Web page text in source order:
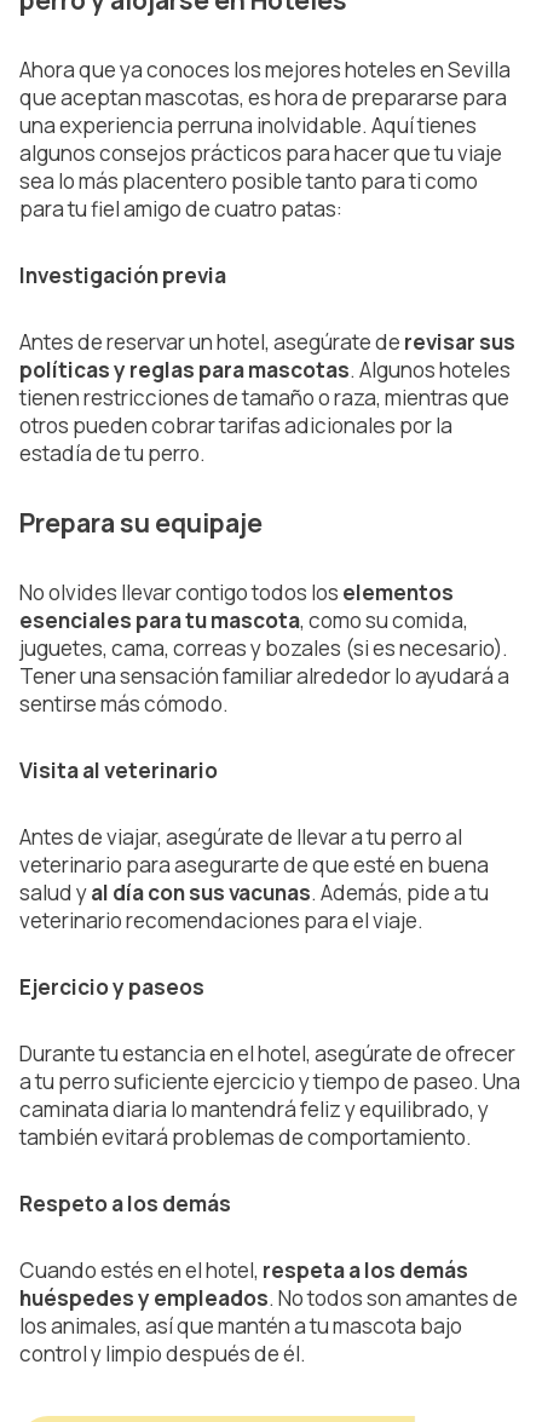
Ahora que ya conoces los mejores hoteles en Sevilla
que aceptan mascotas, es hora de prepararse para
una experiencia perruna inolvidable. Aquí tienes
algunos consejos prácticos para hacer que tu viaje
sea lo más placentero posible tanto para ti como
para tu fiel amigo de cuatro patas:
Investigación previa
Antes de reservar un hotel, asegúrate de revisar sus
políticas y reglas para mascotas. Algunos hoteles
tienen restricciones de tamaño o raza, mientras que
otros pueden cobrar tarifas adicionales por la
estadía de tu perro.
Prepara su equipaje
No olvides llevar contigo todos los elementos
esenciales para tu mascota, como su comida,
juguetes, cama, correas y bozales (si es necesario).
Tener una sensación familiar alrededor lo ayudará a
sentirse más cómodo.
Visita al veterinario
Antes de viajar, asegúrate de llevar a tu perro al
veterinario para asegurarte de que esté en buena
salud yal día con sus vacunas. Además, pide a tu
veterinario recomendaciones para el viaje.
Ejercicio y paseos
Durante tu estancia en el hotel, asegúrate de ofrecer
a tu perro suficiente ejercicio y tiempo de paseo. Una
caminata diaria lo mantendrá feliz y equilibrado, y
también evitará problemas de comportamiento.
Respeto a los demás
Cuando estés en el hotel, respeta a los demás
huéspedes y empleados. No todos son amantes de
los animales, así que mantén a tu mascota bajo
control y limpio después de él.